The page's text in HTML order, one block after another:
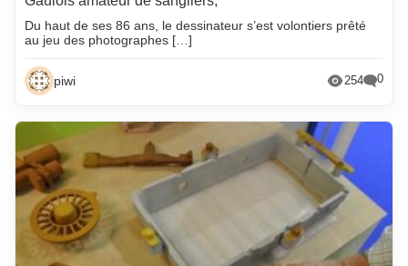
Du haut de ses 86 ans, le dessinateur s’est volontiers prêté
au jeu des photographes […]
piwi 254 0